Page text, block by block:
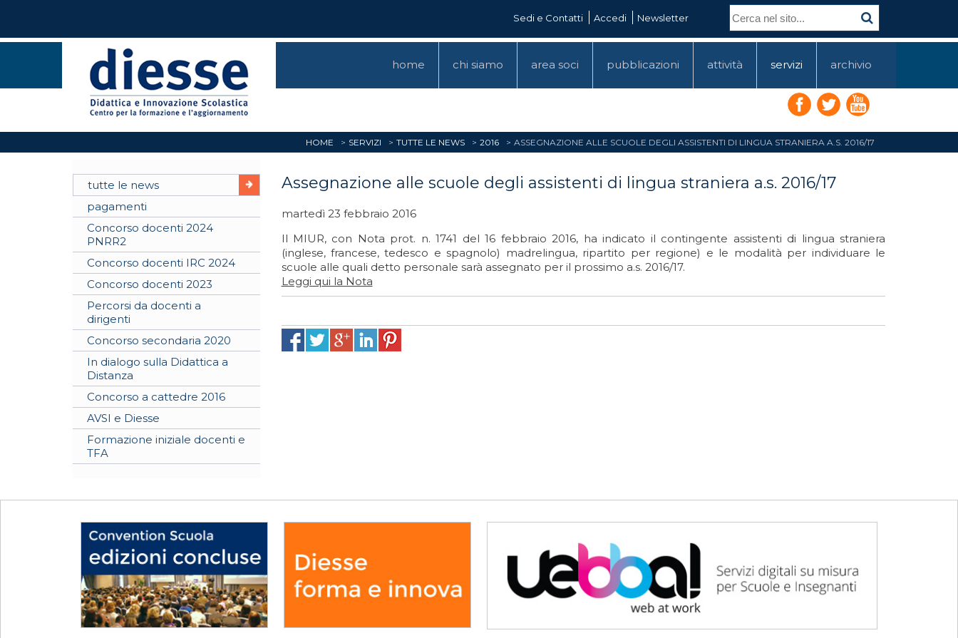
Sedi e Contatti Accedi Newsletter
home chi siamo area soci pubblicazioni attività servizi archivio
HOME SERVIZI TUTTE LE NEWS 2016 ASSEGNAZIONE ALLE SCUOLE DEGLI ASSISTENTI DI LINGUA STRANIERA A.S. 2016/17
tutte le news
pagamenti
Concorso docenti 2024
PNRR2
Concorso docenti IRC 2024
Concorso docenti 2023
Percorsi da docenti a
dirigenti
Concorso secondaria 2020
In dialogo sulla Didattica a
Distanza
Concorso a cattedre 2016
AVSI e Diesse
Formazione iniziale docenti e
TFA
Assegnazione alle scuole degli assistenti di lingua straniera a.s. 2016/17
martedì 23 febbraio 2016
Il MIUR, con Nota prot. n. 1741 del 16 febbraio 2016, ha indicato il contingente assistenti di lingua straniera
(inglese, francese, tedesco e spagnolo) madrelingua, ripartito per regione) e le modalità per individuare le
scuole alle quali detto personale sarà assegnato per il prossimo a.s. 2016/17.
Leggi qui la Nota